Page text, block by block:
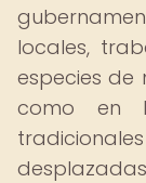
locales,
especies de
como en